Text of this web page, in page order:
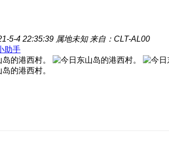
5-4 22:35:39 属地未知 来自：CLT-AL00
助手